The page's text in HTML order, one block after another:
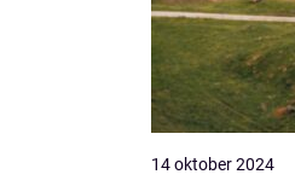
14 oktober 2024